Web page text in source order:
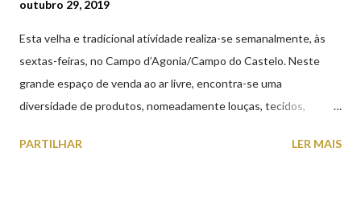
outubro 29, 2019
Esta velha e tradicional atividade realiza-se semanalmente, às
sextas-feiras, no Campo d’Agonia/Campo do Castelo. Neste
grande espaço de venda ao ar livre, encontra-se uma
diversidade de produtos, nomeadamente louças, tecidos,
cobres entre muitos outros. Horário de funcionamento | Verão
PARTILHAR LER MAIS